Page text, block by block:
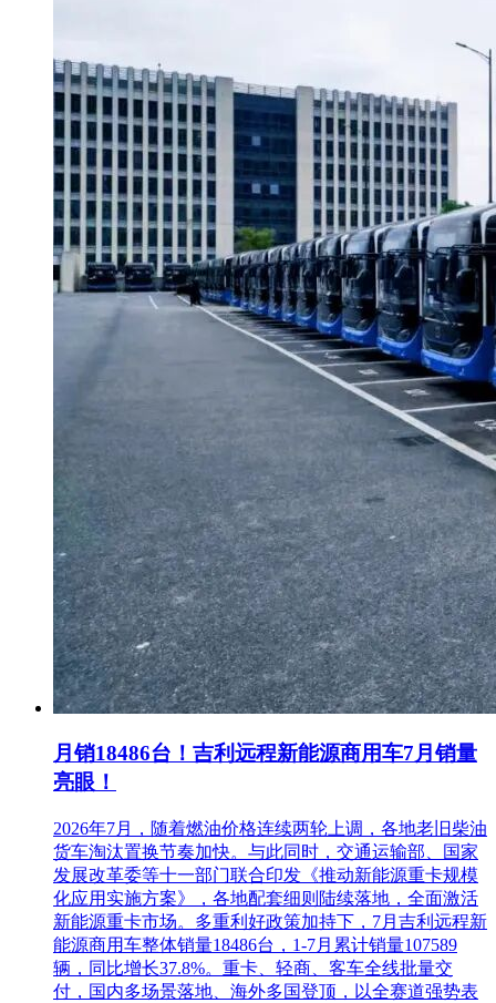
月销18486台！吉利远程新能源商用车7月销量
亮眼！
2026年7月，随着燃油价格连续两轮上调，各地老旧柴油
货车淘汰置换节奏加快。与此同时，交通运输部、国家
发展改革委等十一部门联合印发《推动新能源重卡规模
化应用实施方案》，各地配套细则陆续落地，全面激活
新能源重卡市场。多重利好政策加持下，7月吉利远程新
能源商用车整体销量18486台，1-7月累计销量107589
辆，同比增长37.8%。重卡、轻商、客车全线批量交
付，国内多场景落地、海外多国登顶，以全赛道强势表